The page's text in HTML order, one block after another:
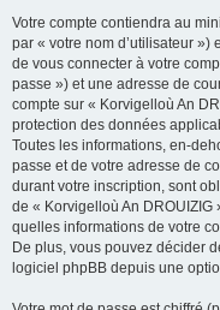
Votre compte contiendra au
par « votre nom d’utilisateur »)
de vous connecter à votre
passe ») et une adresse de
compte sur « Korvigelloù An
protection des données
Toutes les informations, en-
passe et de votre adresse de
durant votre inscription, sont
de « Korvigelloù An
quelles informations de votre
De plus, vous pouvez décider
logiciel phpBB depuis une